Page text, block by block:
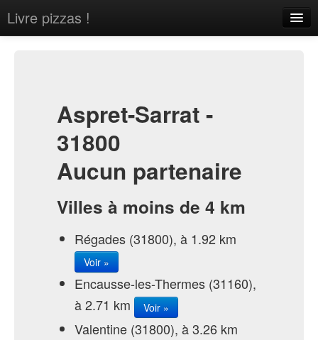
Livre pizzas !
Sign in
Aspret-Sarrat -
31800
Aucun partenaire
Villes à moins de 4 km
Régades (31800), à 1.92 km
Voir »
Encausse-les-Thermes (31160),
à 2.71 km
Voir »
Valentine (31800), à 3.26 km